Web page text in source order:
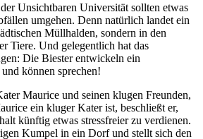
Unsichtbaren Universität sollten etwas
umgehen. Denn natürlich landet ein
Müllhalden, sondern in den
Tiere. Und gelegentlich hat das
Die Biester entwickeln ein
können sprechen!
Maurice und seinen klugen Freunden,
ein kluger Kater ist, beschließt er,
künftig etwas stressfreier zu verdienen.
Kumpel in ein Dorf und stellt sich den